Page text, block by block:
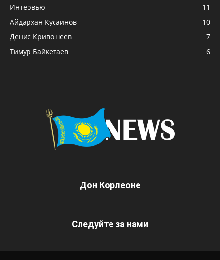
Интервью
11
Айдархан Кусаинов
10
Денис Кривошеев
7
Тимур Байкетаев
6
Дон Корлеоне
Следуйте за нами